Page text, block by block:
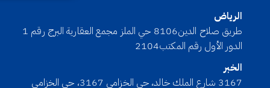
الرياض
طريق صلاح الدين8106 حي الملز مجمع العقارية البرج رقم 1
الدور الأول رقم المكتب2104
الخبر
3167 شارع الملك خالد، حي الخزامى 3167، حي الخزامى